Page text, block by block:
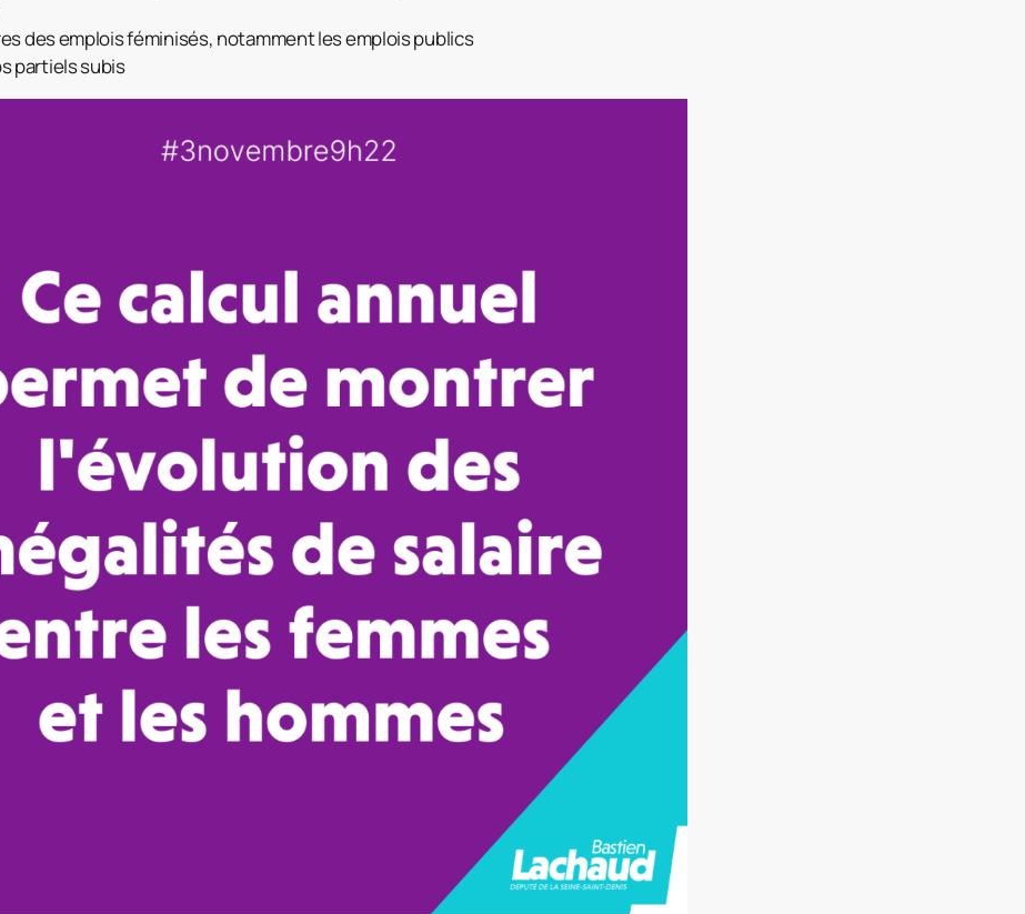
des emplois féminisés, notamment les emplois publics
partiels subis